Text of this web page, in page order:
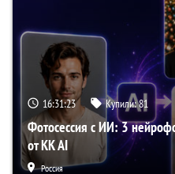
16:31:22 Купили:81
Фотосессия с ИИ: 3
от KK AI
Россия